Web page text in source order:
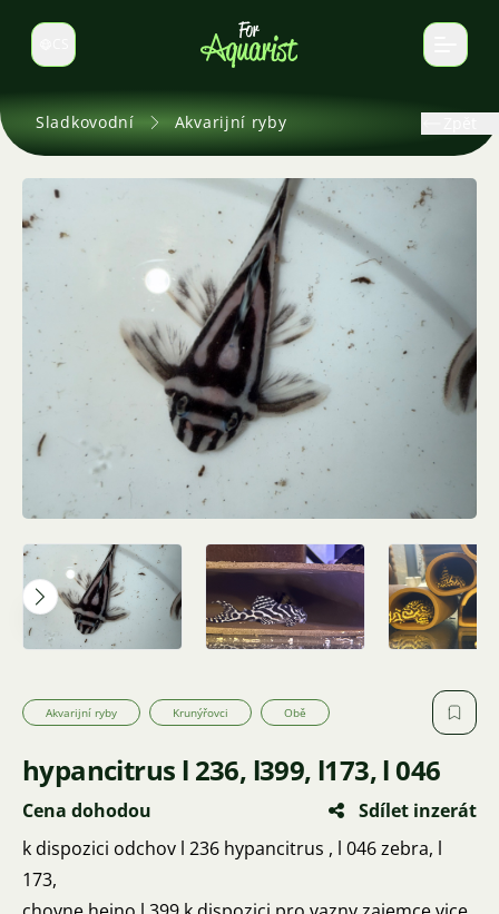
Select language
Sladkovodní Akvarijní ryby
Akvarijní ryby Krunýřovci Obě
hypancitrus l 236, l399, l173, l 046
Cena dohodou
Sdílet inzerát
k dispozici odchov l 236 hypancitrus , l 046 zebra, l
173,